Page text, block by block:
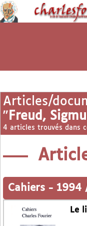
Articles/
" Freud,
4 articles trouvés dans
Cahiers - 1994
Le